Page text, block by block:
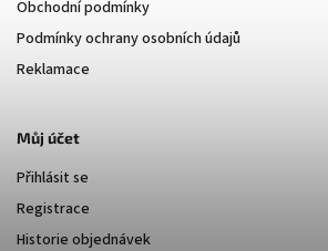
Obchodní podmínky
Podmínky ochrany osobních údajů
Reklamace
Můj účet
Přihlásit se
Registrace
Historie objednávek